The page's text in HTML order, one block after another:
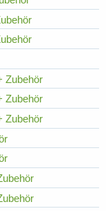
Zubehör
Zubehör
Zubehör